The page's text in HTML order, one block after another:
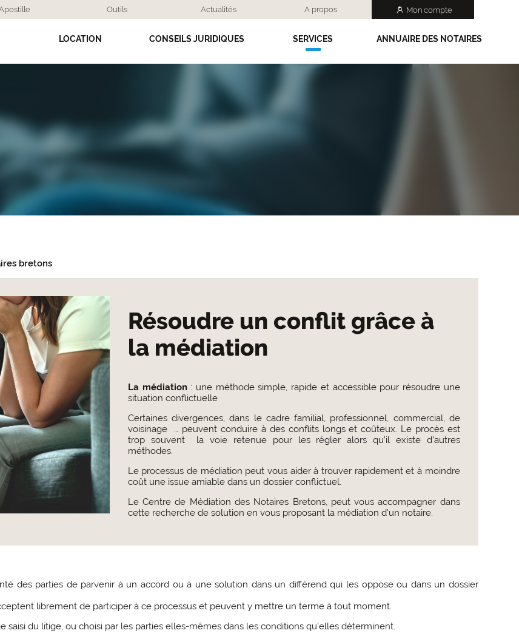
Outils Actualités A propos Mon compte
LOCATION CONSEILS JURIDIQUES SERVICES ANNUAIRE DES NOTAIRES
bretons
Résoudre un conflit grâce à
la médiation
La médiation: une méthode simple, rapide et accessible pour résoudre une
situation conflictuelle
Certaines divergences, dans le cadre familial, professionnel, commercial, de
voisinage … peuvent conduire à des conflits longs et coûteux. Le procès est
trop souvent la voie retenue pour les régler alors qu’il existe d’autres
méthodes.
Le processus de médiation peut vous aider à trouver rapidement et à moindre
coût une issue amiable dans un dossier conflictuel.
Le Centre de Médiation des Notaires Bretons, peut vous accompagner dans
cette recherche de solution en vous proposant la médiation d’un notaire.
des parties de parvenir à un accord ou à une solution dans un différend qui les oppose ou dans un dossier
librement de participer à ce processus et peuvent y mettre un terme à tout moment.
du litige, ou choisi par les parties elles-mêmes dans les conditions qu’elles déterminent.